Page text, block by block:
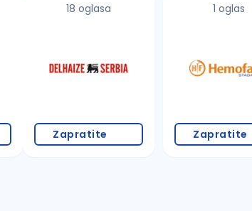
18 oglasa
Zapratite
1 oglas
Zapratite